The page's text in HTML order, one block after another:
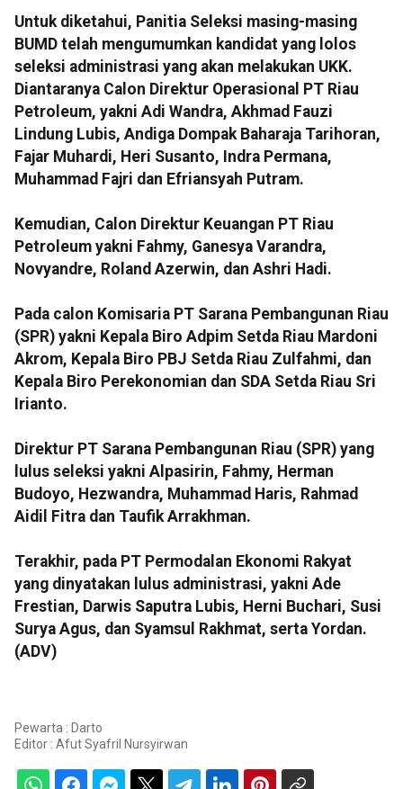
Untuk diketahui, Panitia Seleksi masing-masing
BUMD telah mengumumkan kandidat yang lolos
seleksi administrasi yang akan melakukan UKK.
Diantaranya Calon Direktur Operasional PT Riau
Petroleum, yakni Adi Wandra, Akhmad Fauzi
Lindung Lubis, Andiga Dompak Baharaja Tarihoran,
Fajar Muhardi, Heri Susanto, Indra Permana,
Muhammad Fajri dan Efriansyah Putram.
Kemudian, Calon Direktur Keuangan PT Riau
Petroleum yakni Fahmy, Ganesya Varandra,
Novyandre, Roland Azerwin, dan Ashri Hadi.
Pada calon Komisaria PT Sarana Pembangunan Riau
(SPR) yakni Kepala Biro Adpim Setda Riau Mardoni
Akrom, Kepala Biro PBJ Setda Riau Zulfahmi, dan
Kepala Biro Perekonomian dan SDA Setda Riau Sri
Irianto.
Direktur PT Sarana Pembangunan Riau (SPR) yang
lulus seleksi yakni Alpasirin, Fahmy, Herman
Budoyo, Hezwandra, Muhammad Haris, Rahmad
Aidil Fitra dan Taufik Arrakhman.
Terakhir, pada PT Permodalan Ekonomi Rakyat
yang dinyatakan lulus administrasi, yakni Ade
Frestian, Darwis Saputra Lubis, Herni Buchari, Susi
Surya Agus, dan Syamsul Rakhmat, serta Yordan.
(ADV)
Pewarta : Darto
Editor : Afut Syafril Nursyirwan